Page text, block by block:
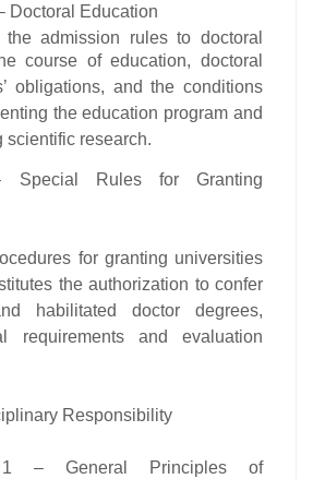
Doctoral Education
the admission rules to doctoral
course of education, doctoral
obligations, and the conditions
the education program and
scientific research.
Special Rules for Granting
for granting universities
the authorization to confer
habilitated doctor degrees,
requirements and evaluation
Responsibility
1 – General Principles of